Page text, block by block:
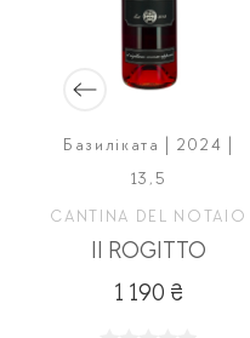
Базиліката | 2024 |
13,5
CANTINA DEL NOTAIO
Il ROGITTO
1 190 ₴